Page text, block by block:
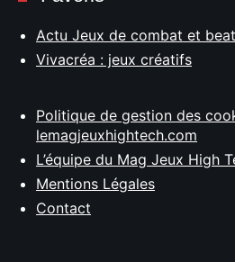
Actu Jeux de combat et
Vivacréa : jeux créatifs
Politique de gestion des
lemagjeuxhightech.com
L’équipe du Mag Jeux High
Mentions Légales
Contact